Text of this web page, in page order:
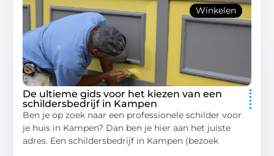
Winkelen
De ultieme gids voor het kiezen van een
schildersbedrijf in Kampen
Ben je op zoek naar een professionele schilder voor
je huis in Kampen? Dan ben je hier aan het juiste
adres. Een schildersbedrijf in Kampen (bezoek